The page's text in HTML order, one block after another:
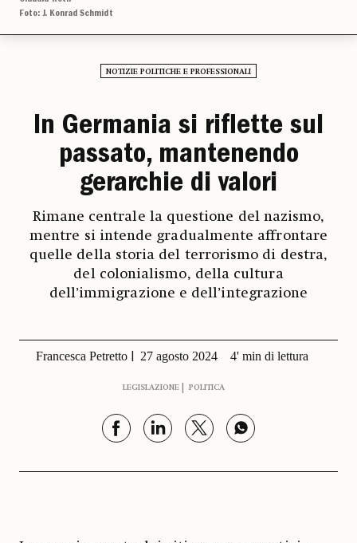
Foto: J. Konrad Schmidt
NOTIZIE POLITICHE E PROFESSIONALI
In Germania si riflette sul
passato, mantenendo
gerarchie di valori
Rimane centrale la questione del nazismo,
mentre si intende gradualmente affrontare
quelle della storia del terrorismo di destra,
del colonialismo, della cultura
dell’immigrazione e dell’integrazione
Francesca Petretto 27 agosto 2024 4' min di lettura
LEGISLAZIONE POLITICA